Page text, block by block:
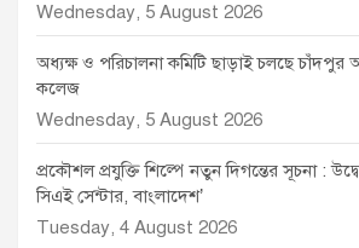
Wednesday, 5 August 2026
অধ্যক্ষ ও পরিচালনা কমিটি ছাড়াই চলছে চাঁদপুর
কলেজ
Wednesday, 5 August 2026
প্রকৌশল প্রযুক্তি শিল্পে নতুন দিগন্তের সূচনা :
সিএই সেন্টার, বাংলাদেশ’
Tuesday, 4 August 2026